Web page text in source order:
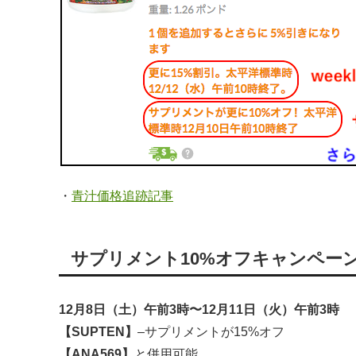
・ 青汁価格追跡記事
サプリメント10%オフキャンペー
12月8日（土）午前3時〜12月11日（火）午前3時
【SUPTEN】 –サプリメントが15%オフ